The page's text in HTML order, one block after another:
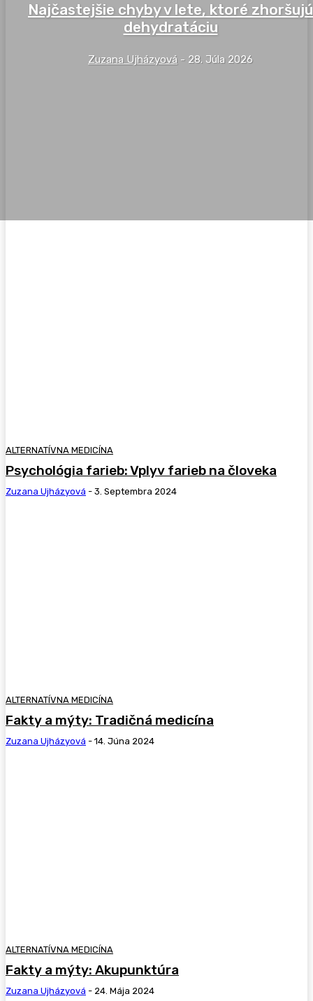
Najčastejšie chyby v lete, ktoré zhoršujú
dehydratáciu
Zuzana Ujházyová - 28. Júla 2026
ALTERNATÍVNA MEDICÍNA
Psychológia farieb: Vplyv farieb na človeka
Zuzana Ujházyová - 3. Septembra 2024
ALTERNATÍVNA MEDICÍNA
Fakty a mýty: Tradičná medicína
Zuzana Ujházyová - 14. Júna 2024
ALTERNATÍVNA MEDICÍNA
Fakty a mýty: Akupunktúra
Zuzana Ujházyová - 24. Mája 2024